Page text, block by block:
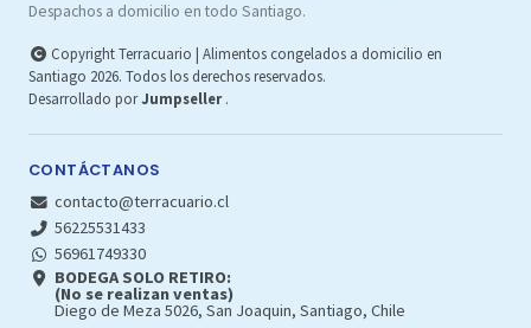
Despachos a domicilio en todo Santiago.
Copyright Terracuario | Alimentos congelados a domicilio en
Santiago 2026. Todos los derechos reservados.
Desarrollado porJumpseller .
CONTÁCTANOS
contacto@terracuario.cl
56225531433
56961749330
BODEGA SOLO RETIRO:
(No se realizan ventas)
Diego de Meza 5026, San Joaquin, Santiago, Chile